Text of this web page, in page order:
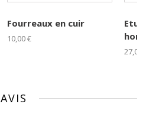
Fourreaux en cuir
10,00 €
27,00
AVIS